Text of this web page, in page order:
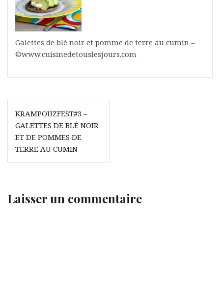
Galettes de blé noir et pomme de terre au cumin –
©www.cuisinedetouslesjours.com
Navigation
de
l’article
KRAMPOUZFEST#3 –
GALETTES DE BLÉ NOIR
ET DE POMMES DE
TERRE AU CUMIN
Laisser un commentaire